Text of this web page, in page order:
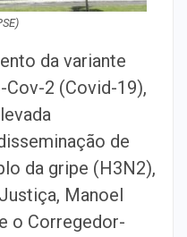
da variante
Cov-2 (Covid-19),
de
da gripe (H3N2),
Manoel
o Corregedor-